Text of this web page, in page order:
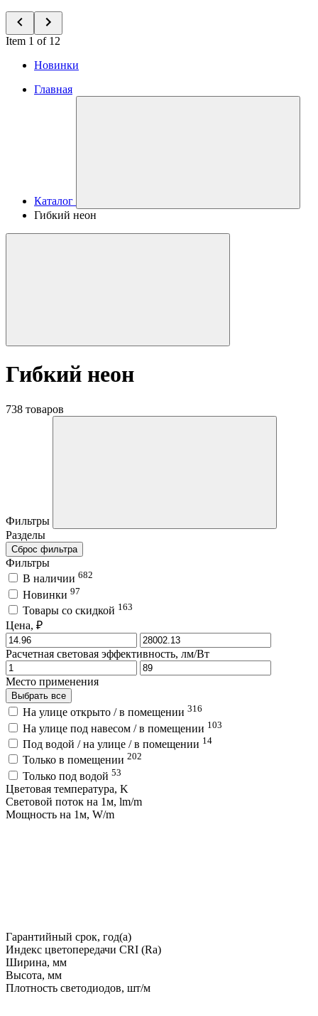
Item 1 of 12
Новинки
Главная
Каталог
Гибкий неон
Гибкий неон
738 товаров
Фильтры
Разделы
Сброс фильтра
Фильтры
В наличии 682
Новинки 97
Товары со скидкой 163
Цена, ₽
Расчетная световая эффективность, лм/Вт
Место применения
Выбрать все
На улице открыто / в помещении 316
На улице под навесом / в помещении 103
Под водой / на улице / в помещении 14
Только в помещении 202
Только под водой 53
Цветовая температура, K
Световой поток на 1м, lm/m
Мощность на 1м, W/m
Гарантийный срок, год(а)
Индекс цветопередачи CRI (Ra)
Ширина, мм
Высота, мм
Плотность светодиодов, шт/м